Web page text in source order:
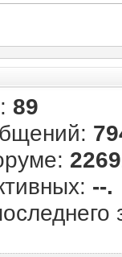
89
--.